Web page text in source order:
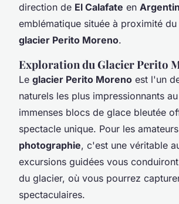
direction de El Calafate en
emblématique située à proximité
glacier Perito Moreno.
Exploration du Glacier Perito
Le glacier Perito Moreno est l'un
naturels les plus impressionnants au
immenses blocs de glace bleutée
spectacle unique. Pour les
photographie, c'est une véritable
excursions guidées vous
du glacier, où vous pourrez
spectaculaires.